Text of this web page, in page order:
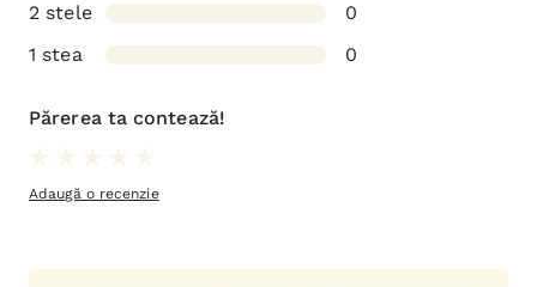
2 stele
0
1 stea
0
Părerea ta contează!
Adaugă o recenzie